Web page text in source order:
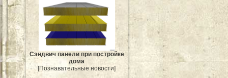
Сэндвич панели при постройке
дома
[Познавательные новости]